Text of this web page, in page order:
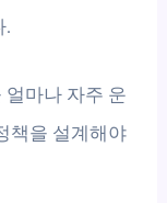
.
마나 자주 운
책을 설계해야